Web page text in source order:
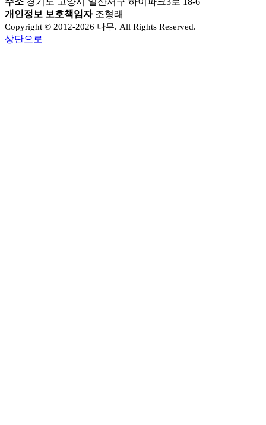
개인정보 보호책임자조형래
Copyright © 2012-2026 나무. All Rights Reserved.
상단으로